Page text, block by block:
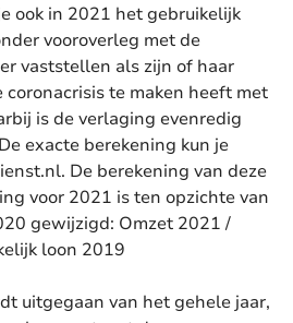
ook in 2021 het gebruikelijk
vooroverleg met de
vaststellen als zijn of haar
te maken heeft met
is de verlaging evenredig
exacte berekening kun je
De berekening van deze
voor 2021 is ten opzichte van
gewijzigd: Omzet 2021 /
loon 2019
uitgegaan van het gehele jaar,